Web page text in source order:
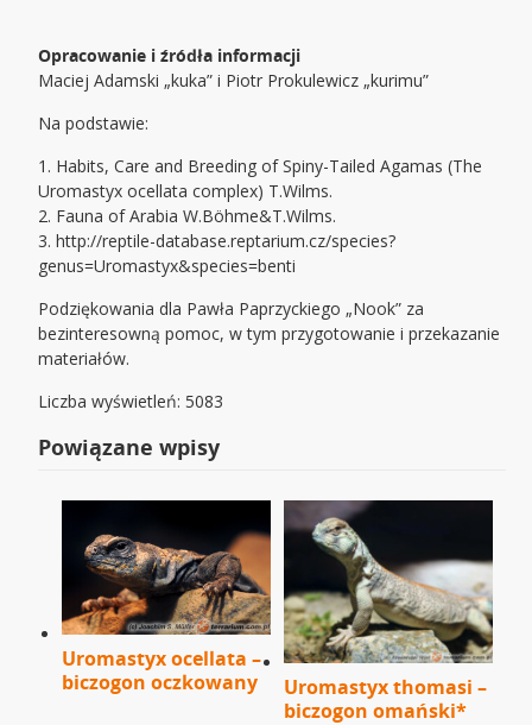
Opracowanie i źródła informacji
Maciej Adamski „kuka” i Piotr Prokulewicz „kurimu”
Na podstawie:
1. Habits, Care and Breeding of Spiny-Tailed Agamas (The
Uromastyx ocellata complex) T.Wilms.
2. Fauna of Arabia W.Böhme&T.Wilms.
3. http://reptile-database.reptarium.cz/species?
genus=Uromastyx&species=benti
Podziękowania dla Pawła Paprzyckiego „Nook” za
bezinteresowną pomoc, w tym przygotowanie i przekazanie
materiałów.
Liczba wyświetleń: 5083
Powiązane wpisy
Uromastyx ocellata –
biczogon oczkowany
Uromastyx thomasi –
biczogon omański*